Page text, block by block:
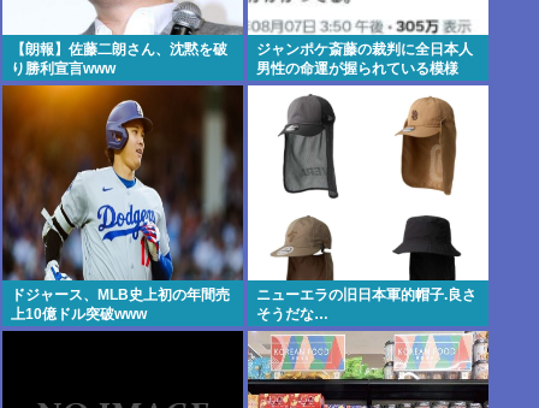
【朗報】佐藤二朗さん、沈黙を破
り勝利宣言www
ジャンポケ斎藤の裁判に全日本人
男性の命運が握られている模様
ドジャース、МLB史上初の年間売
上10億ドル突破www
ニューエラの旧日本軍的帽子.良さ
そうだな…